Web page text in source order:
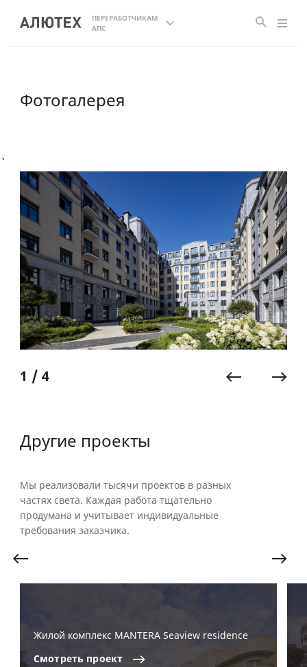
ПЕРЕРАБОТЧИКАМ
АПС
Фотогалерея
1 / 4
Другие проекты
Мы реализовали тысячи проектов в разных
частях света. Каждая работа тщательно
продумана и учитывает индивидуальные
требования заказчика.
Жилой комплекс MANTERA Seaview residence
Смотреть проект